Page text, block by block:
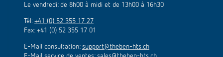
Le vendredi: de 8h00 à midi et de 13h00 à 16h30
Tél: +41 (0) 52 355 17 27
Fax: +41 (0) 52 355 17 01
E-Mail consultation: support@theben-hts.ch